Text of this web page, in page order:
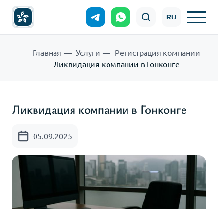
RU
Главная Услуги
Регистрация компании
Ликвидация компании в Гонконге
Ликвидация компании в Гонконге
05.09.2025